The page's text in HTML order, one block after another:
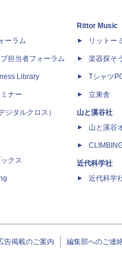
ーラム
担当者フォーラム
Library
ナー
ジタルクロス）
クス
Rittor Music
リットー
楽器探そ
Tシャツ
立東舎
山と溪谷社
山と溪谷
近代科学社
近代科学
告掲載のご案内 編集部へのご連